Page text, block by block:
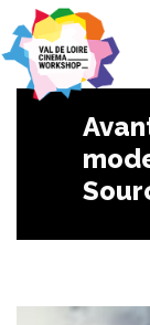
Panneau de